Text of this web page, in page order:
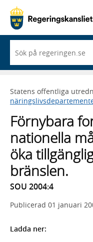
du
börjar
skriva
framträder
en
med
sökförslag
Statens offentliga
Förnybara
nationella
öka
bränslen.
SOU 2004:4
Publicerad 01 januari
Ladda ner: